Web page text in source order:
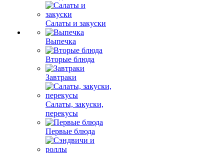
Салаты и закуски
Выпечка
Вторые блюда
Завтраки
Салаты, закуски,
перекусы
Первые блюда